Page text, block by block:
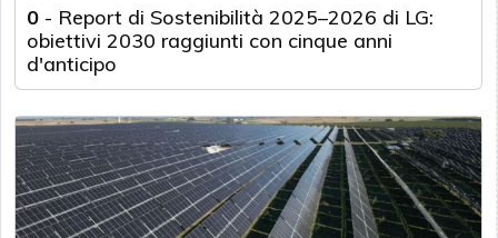
0 - Report di Sostenibilità 2025–2026 di LG:
obiettivi 2030 raggiunti con cinque anni
d'anticipo